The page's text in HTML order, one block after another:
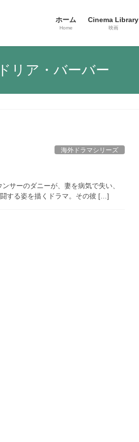
ホーム
Home
Cinema Library
映画
リア・バーバー
海外ドラマシリーズ
ーのダニーが、妻を病気で失い、
する姿を描くドラマ。その彼 […]